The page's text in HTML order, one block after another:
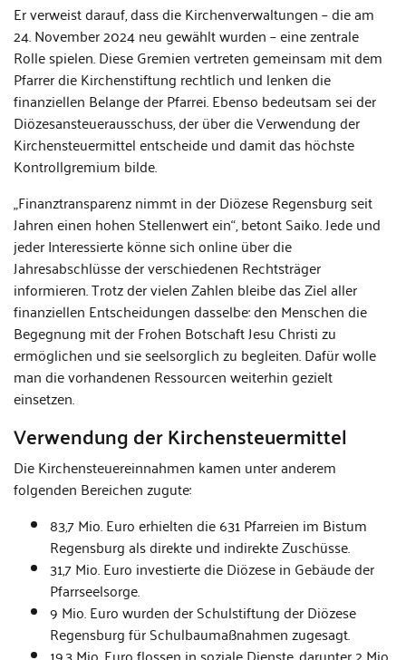
Er verweist darauf, dass die Kirchenverwaltungen – die am
24. November 2024 neu gewählt wurden – eine zentrale
Rolle spielen. Diese Gremien vertreten gemeinsam mit dem
Pfarrer die Kirchenstiftung rechtlich und lenken die
finanziellen Belange der Pfarrei. Ebenso bedeutsam sei der
Diözesansteuerausschuss, der über die Verwendung der
Kirchensteuermittel entscheide und damit das höchste
Kontrollgremium bilde.
„Finanztransparenz nimmt in der Diözese Regensburg seit
Jahren einen hohen Stellenwert ein“, betont Saiko. Jede und
jeder Interessierte könne sich online über die
Jahresabschlüsse der verschiedenen Rechtsträger
informieren. Trotz der vielen Zahlen bleibe das Ziel aller
finanziellen Entscheidungen dasselbe: den Menschen die
Begegnung mit der Frohen Botschaft Jesu Christi zu
ermöglichen und sie seelsorglich zu begleiten. Dafür wolle
man die vorhandenen Ressourcen weiterhin gezielt
einsetzen.
Verwendung der Kirchensteuermittel
Die Kirchensteuereinnahmen kamen unter anderem
folgenden Bereichen zugute:
83,7 Mio. Euro erhielten die 631 Pfarreien im Bistum
Regensburg als direkte und indirekte Zuschüsse.
31,7 Mio. Euro investierte die Diözese in Gebäude der
Pfarrseelsorge.
9 Mio. Euro wurden der Schulstiftung der Diözese
Regensburg für Schulbaumaßnahmen zugesagt.